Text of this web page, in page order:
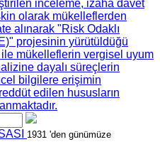
inceleme, izaha davet
olarak mükelleflerden
alınarak "Risk Odaklı
projesinin yürütüldüğü
mükelleflerin vergisel uyum
dayalı süreçlerin
bilgilere erişimin
edilen hususların
1931 'den günümüze